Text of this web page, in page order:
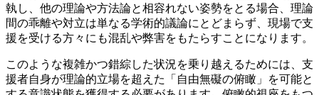
執し、他の理論や方法論と相容れない姿勢をとる場合、理論
間の乖離や対立は単なる学術的議論にとどまらず、現場で支
援を受ける方々にも混乱や弊害をもたらすことになります。
このような複雑かつ錯綜した状況を乗り越えるためには、支
援者自身が理論的立場を超えた「自由無礙の俯瞰」を可能と